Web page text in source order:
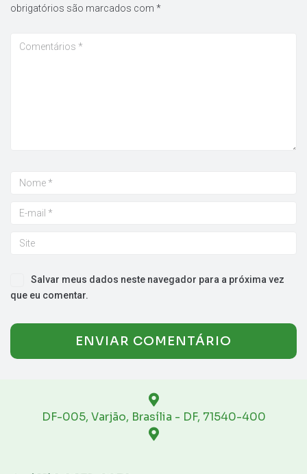
obrigatórios são marcados com *
Salvar meus dados neste navegador para a próxima vez
que eu comentar.
DF-005, Varjão, Brasília - DF, 71540-400